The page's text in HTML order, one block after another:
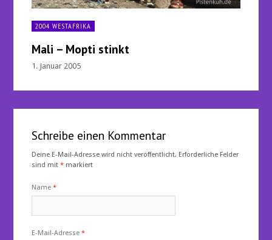
2004 WESTAFRIKA
Mali – Mopti stinkt
1. Januar 2005
Schreibe einen Kommentar
Deine E-Mail-Adresse wird nicht veröffentlicht. Erforderliche Felder
sind mit* markiert
Name*
E-Mail-Adresse*